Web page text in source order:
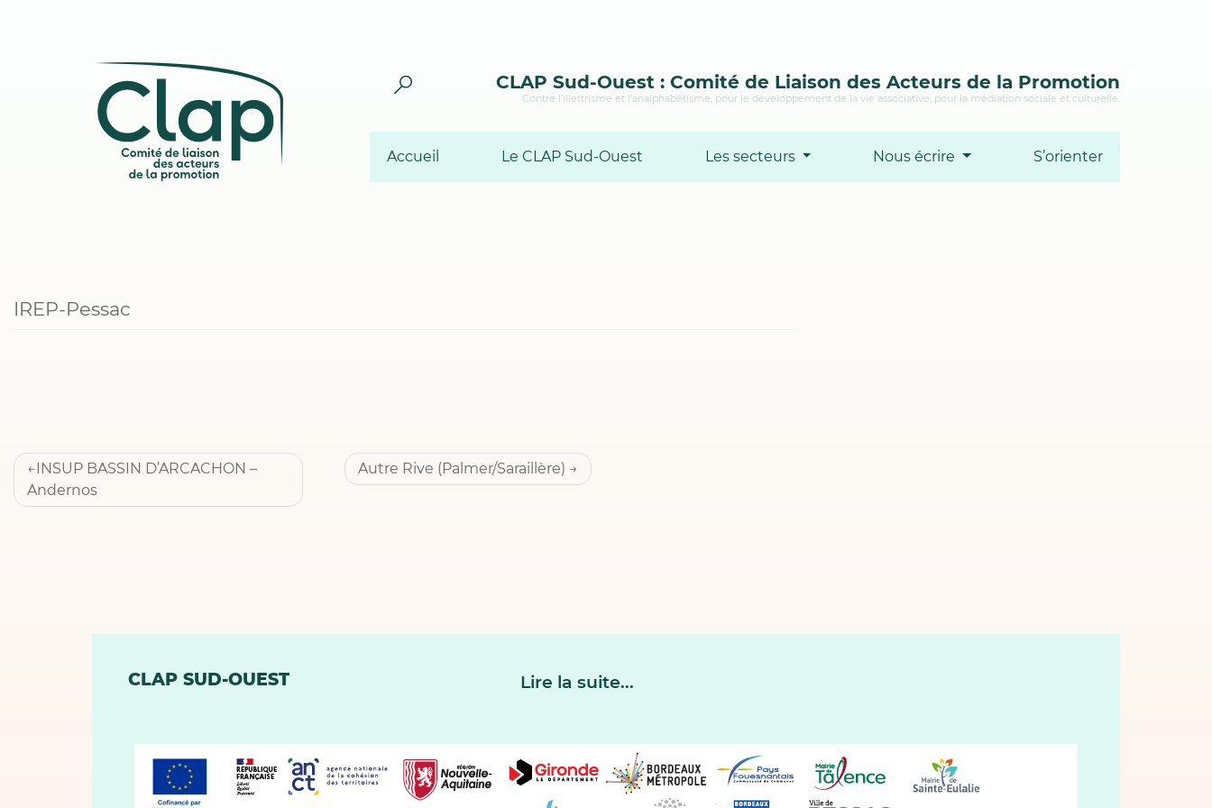
CLAP Sud-Ouest : Comité de Liaison des Acteurs de la Promotion
Contre l’illettrisme et l’analphabétisme, pour le développement de la vie associative, pour la médiation sociale et culturelle.
Accueil Le CLAP Sud-Ouest Les secteurs Nous écrire S’orienter
IREP-Pessac
Navigation
de
INSUP BASSIN D’ARCACHON –
Andernos
Autre Rive (Palmer/Saraillère)
CLAP SUD-OUEST Lire la suite...